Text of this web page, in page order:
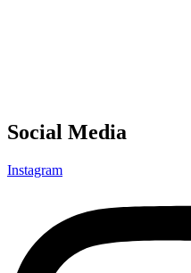
Social Media
Instagram